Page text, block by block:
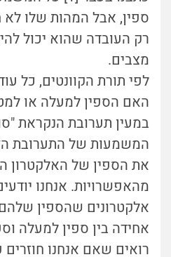
ספין, אבל המהות שלו לא
רק העובדה שהוא יכול
מצבים.
לפי תורת הקוונטים, כל
האם הספין למעלה או
במעין תערובת הנקראת
המשמעות של התערובת
את הספין של האלקטרון
מהאפשרויות. אנחנו
אלקטרונים שהספין
אחידה בין ספין למעלה
רואים שאם אנחנו